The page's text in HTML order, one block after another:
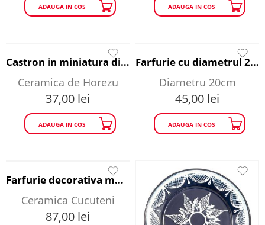
ADAUGA IN COS ADAUGA IN COS
Castron in miniatura din Ceramica Horezu diametru 10 cm
Ceramica de Horezu
37,00 lei
ADAUGA IN COS
Farfurie cu diametrul 20 cm - ceramica Corund
Diametru 20cm
45,00 lei
ADAUGA IN COS
Farfurie decorativa motive feminine - ceramica Cucuteni
Ceramica Cucuteni
87,00 lei